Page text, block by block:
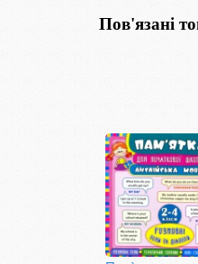
Пов'язані